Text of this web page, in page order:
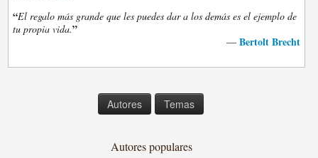
“El regalo más grande que les puedes dar a los demás es el ejemplo de
tu propia vida.”
— Bertolt Brecht
Autores Temas
Autores populares